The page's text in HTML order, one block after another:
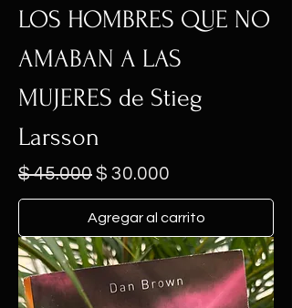
LOS HOMBRES QUE NO
AMABAN A LAS
MUJERES de Stieg
Larsson
Precio
$ 45.000Precio de oferta
$ 30.000
Agregar al carrito